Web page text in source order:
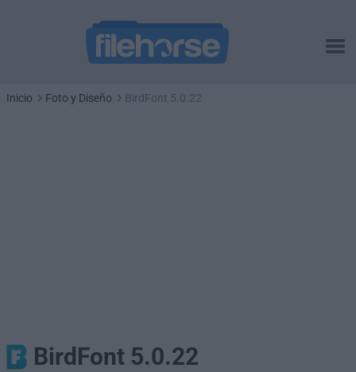
Inicio Foto y Diseño BirdFont 5.0.22
BirdFont 5.0.22